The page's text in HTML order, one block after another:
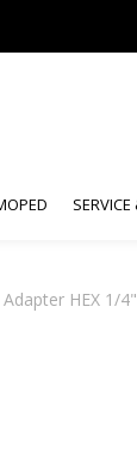
SERVICE
HEX 1/